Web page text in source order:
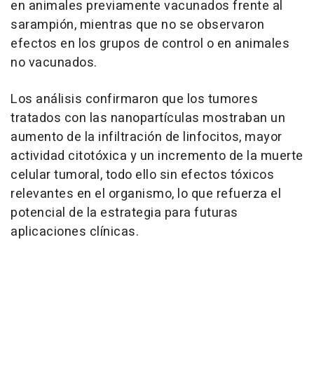
en animales previamente vacunados frente al
sarampión, mientras que no se observaron
efectos en los grupos de control o en animales
no vacunados.
Los análisis confirmaron que los tumores
tratados con las nanopartículas mostraban un
aumento de la infiltración de linfocitos, mayor
actividad citotóxica y un incremento de la muerte
celular tumoral, todo ello sin efectos tóxicos
relevantes en el organismo, lo que refuerza el
potencial de la estrategia para futuras
aplicaciones clínicas.